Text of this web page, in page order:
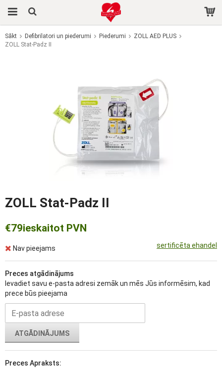
Sākt Defibrilatori un piederumi Piederumi
ZOLL AED PLUS
ZOLL Stat-Padz II
ZOLL Stat-Padz II
sertificēta ehandel
€79ieskaitot PVN
Nav pieejams
Preces atgādinājums
Ievadiet savu e-pasta adresi zemāk un mēs Jūs informēsim, kad
prece būs pieejama
ATGĀDINĀJUMS
Preces Apraksts: